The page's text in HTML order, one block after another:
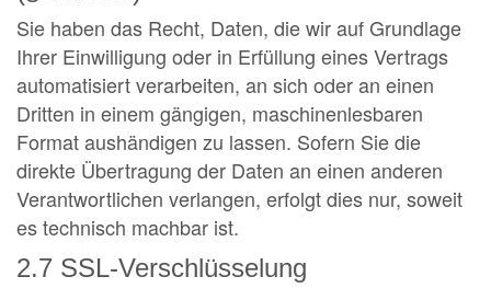
Sie haben das Recht, Daten, die wir auf Grundlage
Ihrer Einwilligung oder in Erfüllung eines Vertrags
automatisiert verarbeiten, an sich oder an einen
Dritten in einem gängigen, maschinenlesbaren
Format aushändigen zu lassen. Sofern Sie die
direkte Übertragung der Daten an einen anderen
Verantwortlichen verlangen, erfolgt dies nur, soweit
es technisch machbar ist.
2.7 SSL-Verschlüsselung